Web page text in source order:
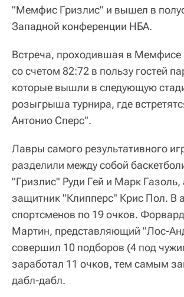
"Мемфис Гризлис" и вышел в
Западной конференции НБА.
Встреча, проходившая в Мемфисе
со счетом 82:72 в пользу гостей
которые вышли в следующую
розыгрыша турнира, где
Антонио Сперс".
Лавры самого результативного
разделили между собой
"Гризлис" Руди Гей и Марк Газоль,
защитник "Клипперс" Крис Пол. В
спортсменов по 19 очков.
Мартин, представляющий "Лос-
совершил 10 подборов (4 под
заработал 11 очков, тем самым
дабл-дабл.